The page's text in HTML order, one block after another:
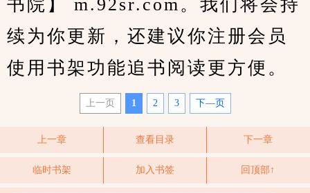
书院】 m.92sr.com。我们将会持
续为你更新，还建议你注册会员
使用书架功能追书阅读更方便。
上一页 1 2 3 下—页
上一章 查看目录 下一章
临时书架 加入书签 回顶部↑